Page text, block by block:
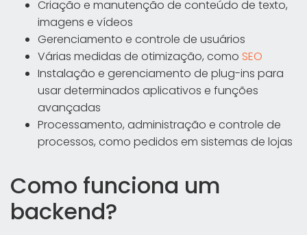
Criação e manutenção de conteúdo de texto,
imagens e vídeos
Gerenciamento e controle de usuários
Várias medidas de otimização, como SEO
Instalação e gerenciamento de plug-ins para
usar determinados aplicativos e funções
avançadas
Processamento, administração e controle de
processos, como pedidos em sistemas de lojas
Como funciona um
backend?